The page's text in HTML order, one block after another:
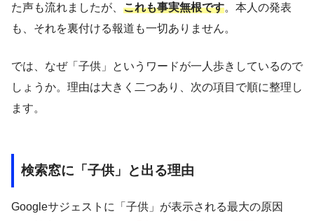
た声も流れましたが、 これも事実無根です。本人の発表
も、それを裏付ける報道も一切ありません。
では、なぜ「子供」というワードが一人歩きしているので
しょうか。理由は大きく二つあり、次の項目で順に整理し
ます。
検索窓に「子供」と出る理由
Googleサジェストに「子供」が表示される最大の原因